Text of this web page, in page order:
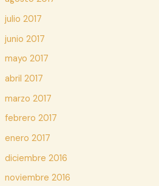
julio 2017
junio 2017
mayo 2017
abril 2017
marzo 2017
febrero 2017
enero 2017
diciembre 2016
noviembre 2016